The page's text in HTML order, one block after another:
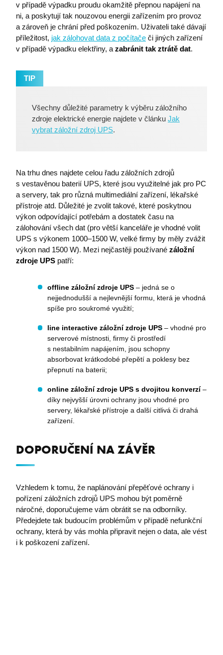
v případě výpadku proudu okamžitě přepnou napájení na
ni, a poskytují tak nouzovou energii zařízením pro provoz
a zároveň je chrání před poškozením. Uživateli také dávají
příležitost, jak zálohovat data z počítače či jiných zařízení
v případě výpadku elektřiny, a zabránit tak ztrátě dat.
TIP
Všechny důležité parametry k výběru záložního
zdroje elektrické energie najdete v článku Jak
vybrat záložní zdroj UPS.
Na trhu dnes najdete celou řadu záložních zdrojů
s vestavěnou baterií UPS, které jsou využitelné jak pro PC
a servery, tak pro různá multimediální zařízení, lékařské
přístroje atd. Důležité je zvolit takové, které poskytnou
výkon odpovídající potřebám a dostatek času na
zálohování všech dat (pro větší kanceláře je vhodné volit
UPS s výkonem 1000–1500 W, velké firmy by měly zvážit
výkon nad 1500 W). Mezi nejčastěji používané záložní
zdroje UPS patří:
offline záložní zdroje UPS – jedná se o
nejjednodušší a nejlevnější formu, která je vhodná
spíše pro soukromé využití;
line interactive záložní zdroje UPS – vhodné pro
serverové místnosti, firmy či prostředí
s nestabilním napájením, jsou schopny
absorbovat krátkodobé přepětí a poklesy bez
přepnutí na baterii;
online záložní zdroje UPS s dvojitou konverzí–
díky nejvyšší úrovni ochrany jsou vhodné pro
servery, lékařské přístroje a další citlivá či drahá
zařízení.
DOPORUČENÍ NA ZÁVĚR
Vzhledem k tomu, že naplánování přepěťové ochrany i
pořízení záložních zdrojů UPS mohou být poměrně
náročné, doporučujeme vám obrátit se na odborníky.
Předejdete tak budoucím problémům v případě nefunkční
ochrany, která by vás mohla připravit nejen o data, ale vést
i k poškození zařízení.
I6BASKETCOUNT eshop.premocz.eu
sptsubtree
I6_COMPARE eshop.premocz.eu
ASPSESSIONIDCWQCQCRS eshop.premocz.eu